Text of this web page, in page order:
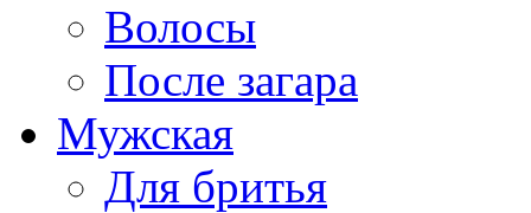
Волосы
После загара
Мужская
Для бритья